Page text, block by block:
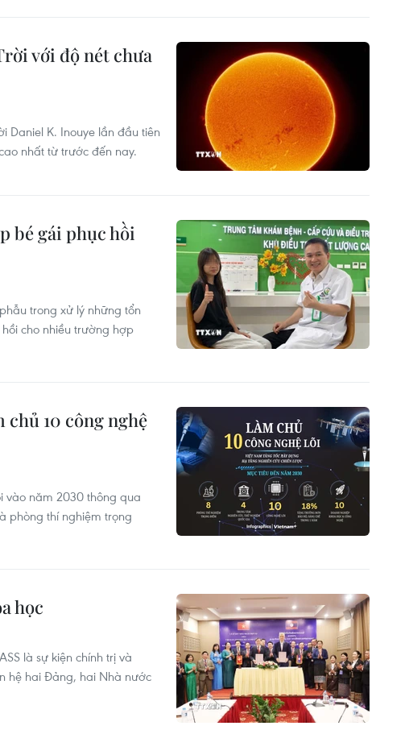
với độ nét chưa
Daniel K. Inouye lần đầu tiên
nhất từ trước đến nay.
bé gái phục hồi
trong xử lý những tổn
cho nhiều trường hợp
10 công nghệ
vào năm 2030 thông qua
phòng thí nghiệm trọng
học
là sự kiện chính trị và
hệ hai Đảng, hai Nhà nước